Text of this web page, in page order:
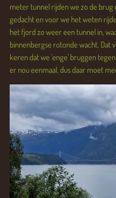
meter tunnel rijden we zo de brug
gedacht en voor we het weten
het fjord zo weer een tunnel in,
binnenbergse rotonde wacht. Dat
keren dat we 'enge' bruggen
er nou eenmaal, dus daar moet